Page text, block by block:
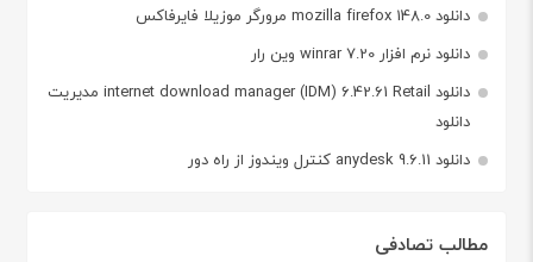
دانلود mozilla firefox 148.0 مرورگر موزیلا فایرفاکس
دانلود نرم افزار winrar 7.20 وین رار
دانلود internet download manager (IDM) 6.42.61 Retail مدیریت
دانلود
دانلود anydesk 9.6.11 کنترل ویندوز از راه دور
مطالب تصادفی